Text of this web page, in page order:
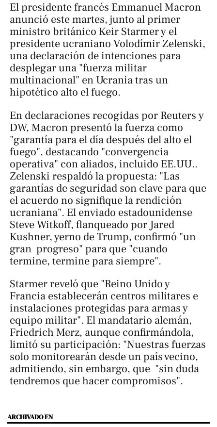
El presidente francés Emmanuel Macron
anunció este martes, junto al primer
ministro británico Keir Starmer y el
presidente ucraniano Volodímir Zelenski,
una declaración de intenciones para
desplegar una "fuerza militar
multinacional" en Ucrania tras un
hipotético alto el fuego.
En declaraciones recogidas por Reutersy
DW, Macron presentó la fuerza como
"garantía para el día después del alto el
fuego", destacando "convergencia
operativa" con aliados, incluido EE.UU..
Zelenski respaldó la propuesta: "Las
garantías de seguridad son clave para que
el acuerdo no signifique la rendición
ucraniana". El enviado estadounidense
Steve Witkoff, flanqueado por Jared
Kushner, yerno de Trump, confirmó "un
gran progreso" para que "cuando
termine, termine para siempre".
Starmer reveló que "Reino Unido y
Francia establecerán centros militares e
instalaciones protegidas para armas y
equipo militar". El mandatario alemán,
Friedrich Merz, aunque confirmándola,
limitó su participación: "Nuestras fuerzas
solo monitorearán desde un país vecino,
admitiendo, sin embargo, que "sin duda
tendremos que hacer compromisos".
ARCHIVADO EN